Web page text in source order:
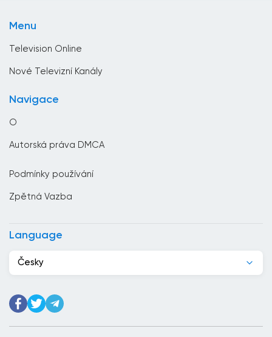
Čínská republika
Ekvádor
Menu
Television Online
Nové Televizní Kanály
Navigace
O
Autorská práva DMCA
Podmínky používání
Zpětná Vazba
Language
Česky